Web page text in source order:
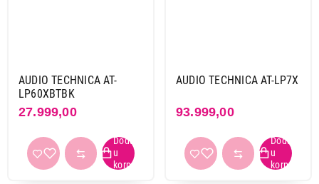
AUDIO TECHNICA AT-
LP60XBTBK
27.999,00
AUDIO TECHNICA AT-LP7X
93.999,00